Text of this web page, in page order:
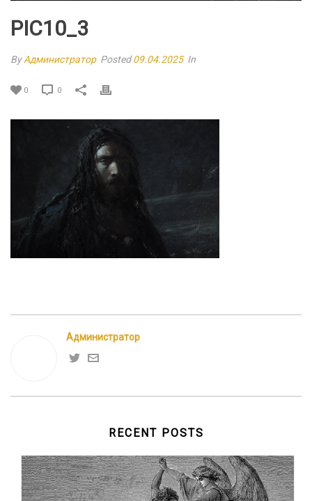
PIC10_3
ByАдминистратор Posted09.04.2025 In
0 0
Администратор
RECENT POSTS